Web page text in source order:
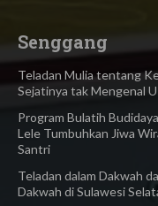
Senggang
Teladan Mulia tentang
Sejatinya tak Mengenal
Program Bulatih
Lele Tumbuhkan Jiwa
Santri
Teladan dalam Dakwah
Dakwah di Sulawesi